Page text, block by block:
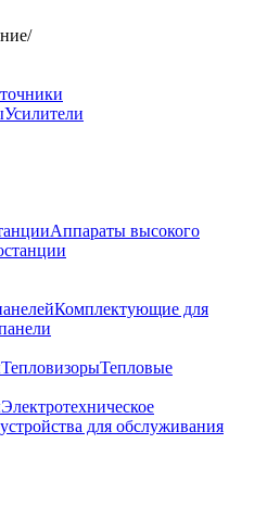
/
Усилители
Аппараты высокого
Комплектующие для
ТепловизорыТепловые
Электротехническое
для обслуживания